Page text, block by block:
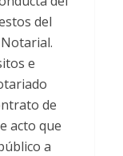
del
e
de
acto que
a